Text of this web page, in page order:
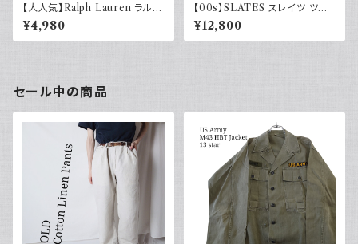
【大人気】Ralph Lauren ラルフ
ローレン チノパン アイボリー
¥4,980
【00s】SLATES スレイツ ツー
タック スラックス リーバイス Le
vi's カーキグリーン 古着
¥12,800
セール中の商品